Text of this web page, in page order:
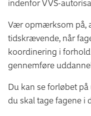
indenfor VVS-
Vær opmærksom på,
tidskrævende, når
koordinering i
gennemføre
Du kan se forløbet
du skal tage fagene i